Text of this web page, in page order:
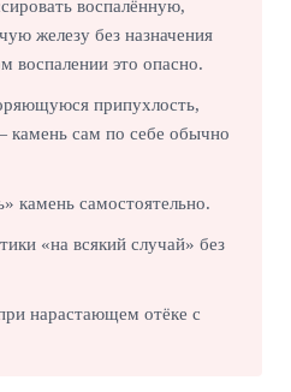
воспалённую,
железу без назначения
воспалении это опасно.
припухлость,
камень сам по себе обычно
камень самостоятельно.
«на всякий случай» без
нарастающем отёке с